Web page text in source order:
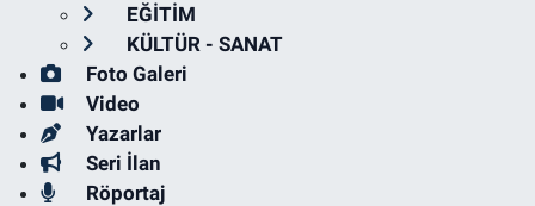
EĞİTİM
KÜLTÜR - SANAT
Foto Galeri
Video
Yazarlar
Seri İlan
Röportaj